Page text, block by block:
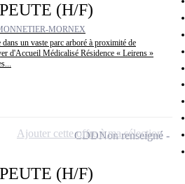
(H/F)
MORNEX
un vaste parc arboré à proximité de
d'Accueil Médicalisé Résidence « Leirens »
(H/F)
CDDNon renseigné
Ajouter cette offre à ma sélection